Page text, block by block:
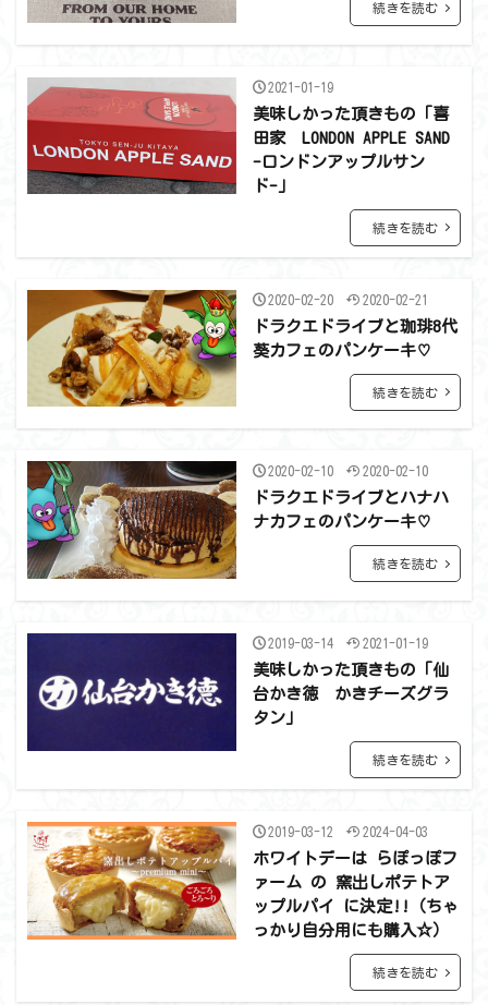
続きを読む
2021-01-19
美味しかった頂きもの「喜
田家 LONDON APPLE SAND
-ロンドンアップルサン
ド-」
続きを読む
2020-02-20 2020-02-21
ドラクエドライブと珈琲8代
葵カフェのパンケーキ♡
続きを読む
2020-02-10 2020-02-10
ドラクエドライブとハナハ
ナカフェのパンケーキ♡
続きを読む
2019-03-14 2021-01-19
美味しかった頂きもの「仙
台かき徳 かきチーズグラ
タン」
続きを読む
2019-03-12 2024-04-03
ホワイトデーは らぽっぽフ
ァーム の 窯出しポテトア
ップルパイ に決定!!（ちゃ
っかり自分用にも購入☆）
続きを読む